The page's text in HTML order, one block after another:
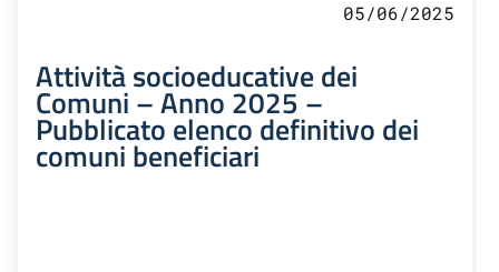
05/06/2025
Attività socioeducative dei
Comuni – Anno 2025 –
Pubblicato elenco definitivo dei
comuni beneficiari